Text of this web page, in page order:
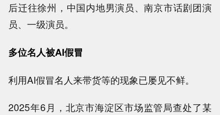
后迁往徐州，中国内地男演员、南京市话剧团演
员、一级演员。
多位名人被AI假冒
利用AI假冒名人来带货等的现象已屡见不鲜。
2025年6月，北京市海淀区市场监管局查处了某